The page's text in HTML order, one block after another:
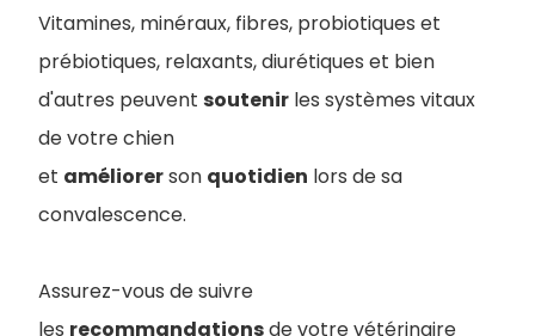
Vitamines, minéraux, fibres, probiotiques et
prébiotiques, relaxants, diurétiques et bien
d'autres peuvent soutenir les systèmes vitaux
de votre chien
et améliorerson quotidien lors de sa
convalescence.
Assurez-vous de suivre
les recommandationsde votre vétérinaire